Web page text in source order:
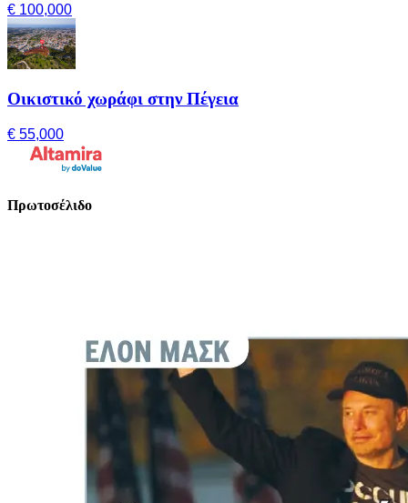
€ 100,000
Οικιστικό χωράφι στην Πέγεια
€ 55,000
Πρωτοσέλιδο